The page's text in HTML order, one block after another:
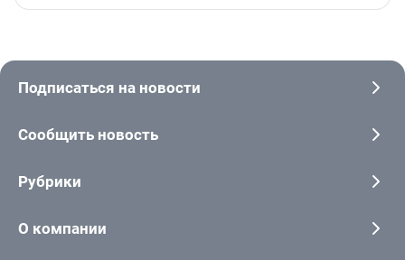
Подписаться на новости
Сообщить новость
Рубрики
О компании